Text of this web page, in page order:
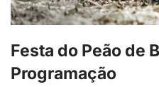
Festa do Peão de
Programação